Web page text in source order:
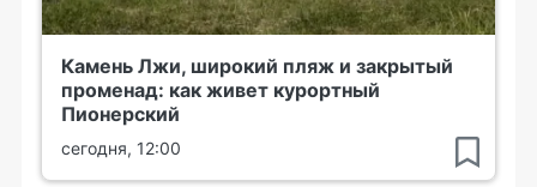
Камень Лжи, широкий пляж и закрытый
променад: как живет курортный
Пионерский
сегодня, 12:00